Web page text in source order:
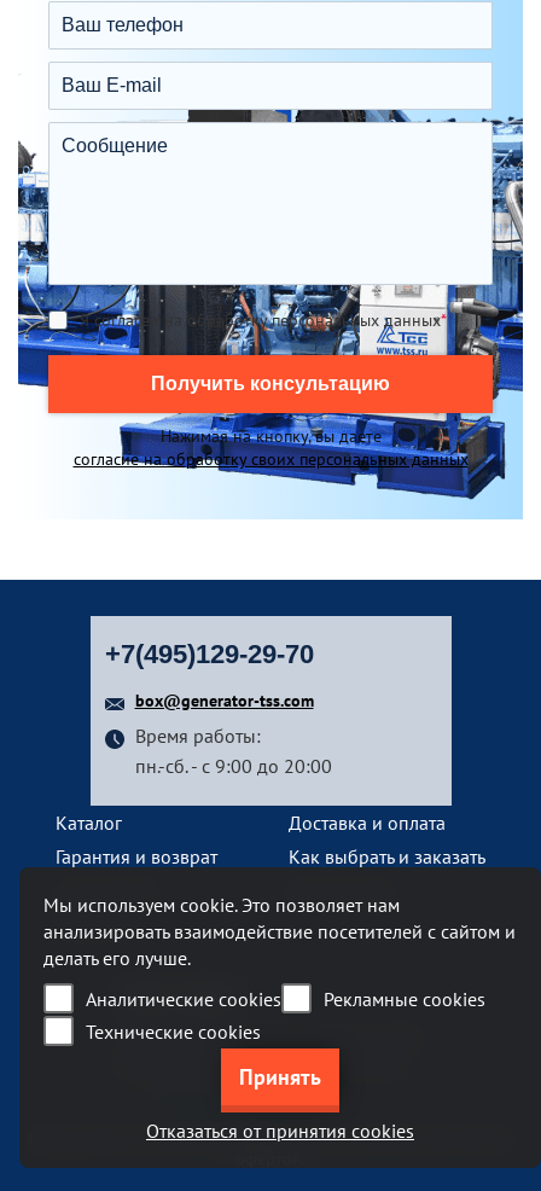
Я согласен на обработку персональных данных*
Получить консультацию
Нажимая на кнопку, вы даете
согласие на обработку своих персональных данных
+7(495)129-29-70
box@generator-tss.com
Время работы:
пн.-сб. - с 9:00 до 20:00
Каталог
Доставка и оплата
Гарантия и возврат
Как выбрать и заказать
Контакты
Наш офис
Москва, Ленинский проспект, 119А
Бизнес-центр «Ленинский 119А»
метро Тропарево
Информация на сайте generator-tss.com не является публичной
Мы используем cookie. Это позволяет нам
анализировать взаимодействие посетителей с сайтом и
делать его лучше.
Аналитические cookies
Рекламные cookies
Технические cookies
Отказаться от принятия cookies